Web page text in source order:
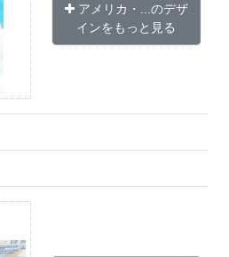
アメリカ・...のデザ
インをもっと見る